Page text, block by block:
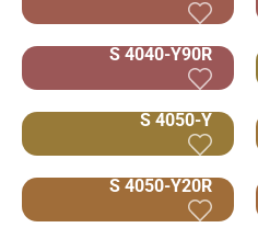
S 4040-Y90R
S 4050-Y
S 4050-Y20R